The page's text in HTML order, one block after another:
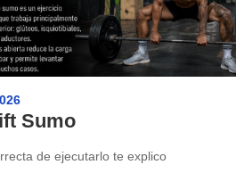
Sumo
de ejecutarlo te explico